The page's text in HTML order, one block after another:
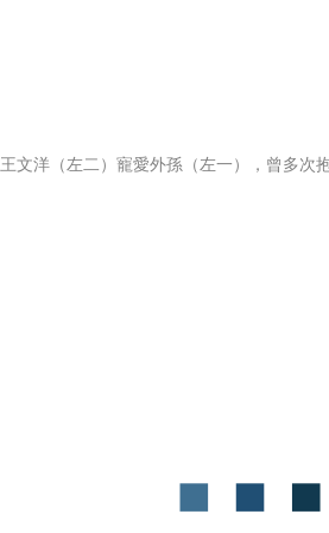
王文洋（左二）寵愛外孫（左一），曾多次